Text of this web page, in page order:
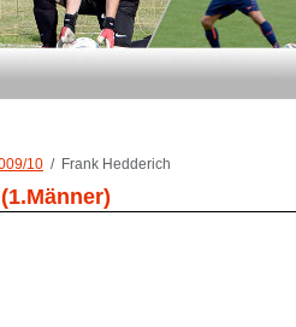
10 Frank Hedderich